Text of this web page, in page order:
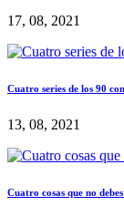
17, 08, 2021
Cuatro series de los 90
13, 08, 2021
Cuatro cosas que no